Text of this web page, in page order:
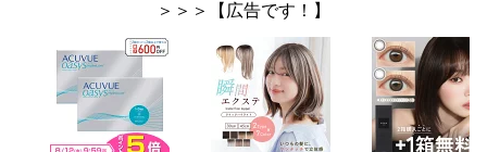
＞＞＞【広告です！】